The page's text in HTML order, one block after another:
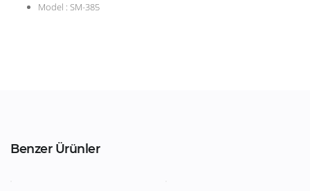
Model : SM-385
Benzer Ürünler